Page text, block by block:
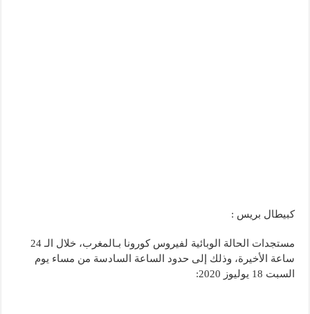
كبيطال بريس :
مستجدات الحالة الوبائية لفيروس كورونا بـالمغرب، خلال الـ 24
ساعة الأخيرة، وذلك إلى حدود الساعة السادسة من مساء يوم
السبت 18 يوليوز 2020: